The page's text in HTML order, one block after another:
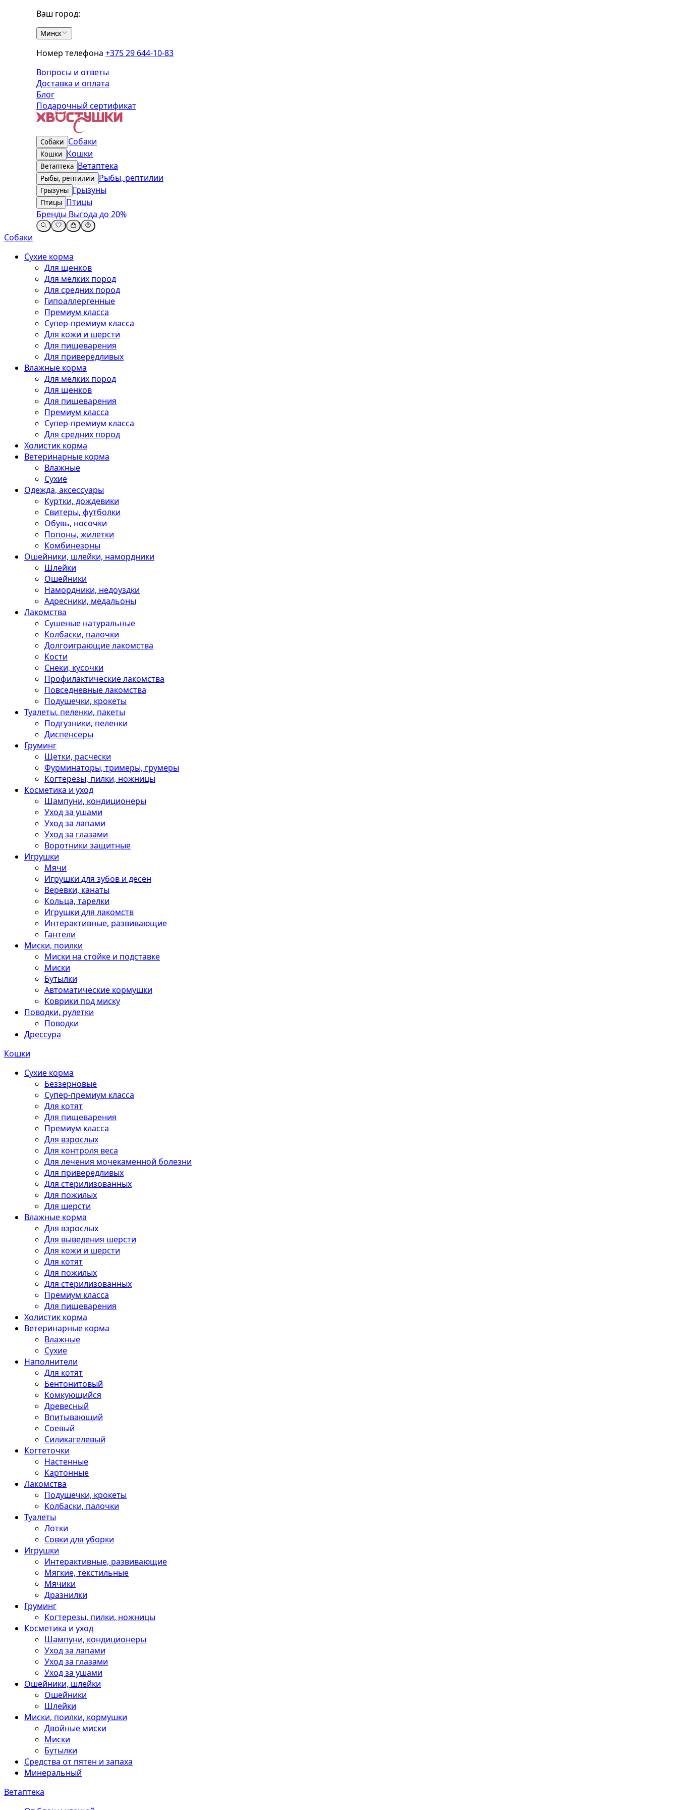
Ваш город:
Минск
Номер телефона +375 29 644-10-83
Вопросы и ответы
Доставка и оплата
Блог
Подарочный сертификат
Собаки Собаки
Кошки Кошки
Ветаптека Ветаптека
Рыбы, рептилии Рыбы, рептилии
Грызуны Грызуны
Птицы Птицы
Бренды Выгода до 20%
Собаки
Сухие корма
Для щенков
Для мелких пород
Для средних пород
Гипоаллергенные
Премиум класса
Супер-премиум класса
Для кожи и шерсти
Для пищеварения
Для привередливых
Влажные корма
Для мелких пород
Для щенков
Для пищеварения
Премиум класса
Супер-премиум класса
Для средних пород
Холистик корма
Ветеринарные корма
Влажные
Сухие
Одежда, аксессуары
Куртки, дождевики
Свитеры, футболки
Обувь, носочки
Попоны, жилетки
Комбинезоны
Ошейники, шлейки, намордники
Шлейки
Ошейники
Намордники, недоуздки
Адресники, медальоны
Лакомства
Сушеные натуральные
Колбаски, палочки
Долгоиграющие лакомства
Кости
Снеки, кусочки
Профилактические лакомства
Повседневные лакомства
Подушечки, крокеты
Туалеты, пеленки, пакеты
Подгузники, пеленки
Диспенсеры
Груминг
Щетки, расчески
Фурминаторы, тримеры, грумеры
Когтерезы, пилки, ножницы
Косметика и уход
Шампуни, кондиционеры
Уход за ушами
Уход за лапами
Уход за глазами
Воротники защитные
Игрушки
Мячи
Игрушки для зубов и десен
Веревки, канаты
Кольца, тарелки
Игрушки для лакомств
Интерактивные, развивающие
Гантели
Миски, поилки
Миски на стойке и подставке
Миски
Бутылки
Автоматические кормушки
Коврики под миску
Поводки, рулетки
Поводки
Дрессура
Кошки
Сухие корма
Беззерновые
Супер-премиум класса
Для котят
Для пищеварения
Премиум класса
Для взрослых
Для контроля веса
Для лечения мочекаменной болезни
Для привередливых
Для стерилизованных
Для пожилых
Для шерсти
Влажные корма
Для взрослых
Для выведения шерсти
Для кожи и шерсти
Для котят
Для пожилых
Для стерилизованных
Премиум класса
Для пищеварения
Холистик корма
Ветеринарные корма
Влажные
Сухие
Наполнители
Для котят
Бентонитовый
Комкующийся
Древесный
Впитывающий
Соевый
Силикагелевый
Когтеточки
Настенные
Картонные
Лакомства
Подушечки, крокеты
Колбаски, палочки
Туалеты
Лотки
Совки для уборки
Игрушки
Интерактивные, развивающие
Мягкие, текстильные
Мячики
Дразнилки
Груминг
Когтерезы, пилки, ножницы
Косметика и уход
Шампуни, кондиционеры
Уход за лапами
Уход за глазами
Уход за ушами
Ошейники, шлейки
Ошейники
Шлейки
Миски, поилки, кормушки
Двойные миски
Миски
Бутылки
Средства от пятен и запаха
Минеральный
Ветаптека